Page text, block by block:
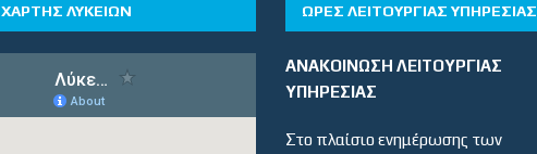
ΧΑΡΤΗΣ ΛΥΚΕΙΩΝ ΏΡΕΣ ΛΕΙΤΟΥΡΓΊΑΣ ΥΠΗΡΕΣΊΑΣ
ΑΝΑΚΟΙΝΩΣΗ ΛΕΙΤΟΥΡΓΙΑΣ
ΥΠΗΡΕΣΙΑΣ
Στο πλαίσιο ενημέρωσης των